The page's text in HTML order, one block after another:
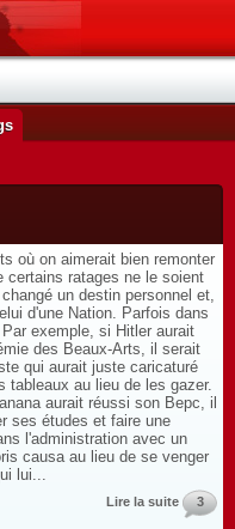
où on aimerait bien remonter
certains ratages ne le soient
un destin personnel et,
d'une Nation. Parfois dans
exemple, si Hitler aurait
des Beaux-Arts, il serait
qui aurait juste caricaturé
tableaux au lieu de les gazer.
aurait réussi son Bepc, il
ses études et faire une
l'administration avec un
causa au lieu de se venger
lui...
Lire la suite 3